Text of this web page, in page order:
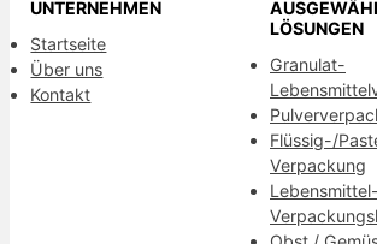
UNTERNEHMEN
Startseite
Über uns
Kontakt
LÖSUNGEN
Granulat-
Flüssig-/
Verpackung
Lebensmittel-